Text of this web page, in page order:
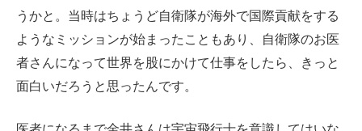
うかと。当時はちょうど自衛隊が海外で国際貢献をする
ようなミッションが始まったこともあり、自衛隊のお医
者さんになって世界を股にかけて仕事をしたら、きっと
面白いだろうと思ったんです。